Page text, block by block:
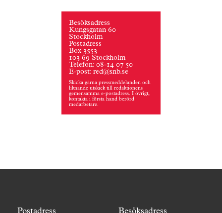
Besöksadress
Kungsgatan 60
Stockholm
Postadress
Box 3553
103 69 Stockholm
Telefon: 08-14 07 50
E-post: red@snb.se
Skicka gärna pressmeddelanden och
liknande utskick till redaktionens
gemensamma e-postadress. I övrigt,
kontakta i första hand berörd
medarbetare.
Postadress Besöksadress